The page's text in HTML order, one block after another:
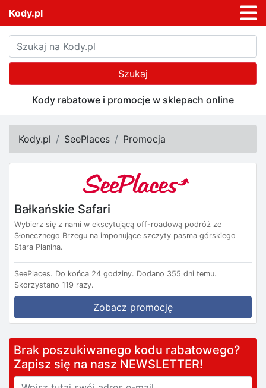
Kody.pl
Szukaj
Kody rabatowe i promocje w sklepach online
Kody.pl SeePlaces Promocja
Bałkańskie Safari
Wybierz się z nami w ekscytującą off-roadową podróż ze
Słonecznego Brzegu na imponujące szczyty pasma górskiego
Stara Płanina.
SeePlaces. Do końca 24 godziny. Dodano 355 dni temu.
Skorzystano 119 razy.
Zobacz promocję
Brak poszukiwanego kodu rabatowego?
Zapisz się na nasz NEWSLETTER!